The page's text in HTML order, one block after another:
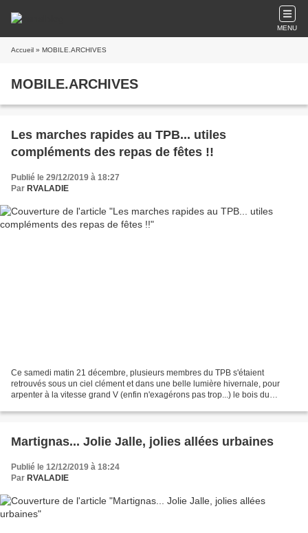
MENU
Accueil » MOBILE.ARCHIVES
MOBILE.ARCHIVES
Les marches rapides au TPB... utiles
compléments des repas de fêtes !!
Publié le 29/12/2019 à 18:27
Par RVALADIE
Ce samedi matin 21 décembre, plusieurs membres du TPB s'étaient
retrouvés sous un ciel clément et dans une belle lumière hivernale, pour
arpenter à la vitesse grand V (enfin n'exagérons pas trop...) le bois du
Martignas... Jolie Jalle, jolies allées urbaines
Publié le 12/12/2019 à 18:24
Par RVALADIE